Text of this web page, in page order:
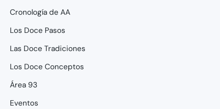
Cronología de AA
Los Doce Pasos
Las Doce Tradiciones
Los Doce Conceptos
Área 93
Eventos